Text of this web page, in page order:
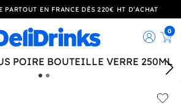
PARTOUT EN FRANCE DÈS 220€ HT D’ACHAT
0